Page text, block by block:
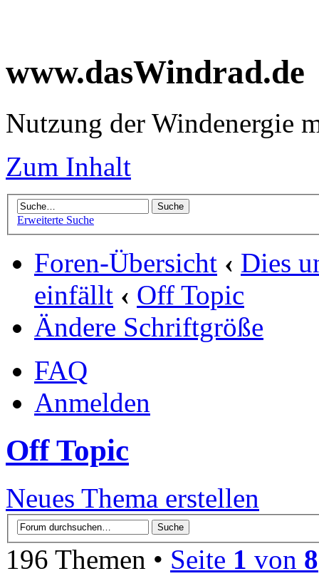
www.dasWindrad.de
Nutzung der Windenergie
Zum Inhalt
Erweiterte Suche
Foren-Übersicht ‹ Dies
einfällt ‹ Off Topic
Ändere Schriftgröße
FAQ
Anmelden
Off Topic
Neues Thema erstellen
196 Themen • Seite 1 von 8